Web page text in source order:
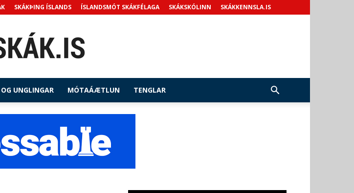
SKÁKÞING ÍSLANDS ÍSLANDSMÓT SKÁKFÉLAGA SKÁKSKÓLINN SKÁKKENNSLA.IS
UNGLINGAR MÓTAÁÆTLUN TENGLAR